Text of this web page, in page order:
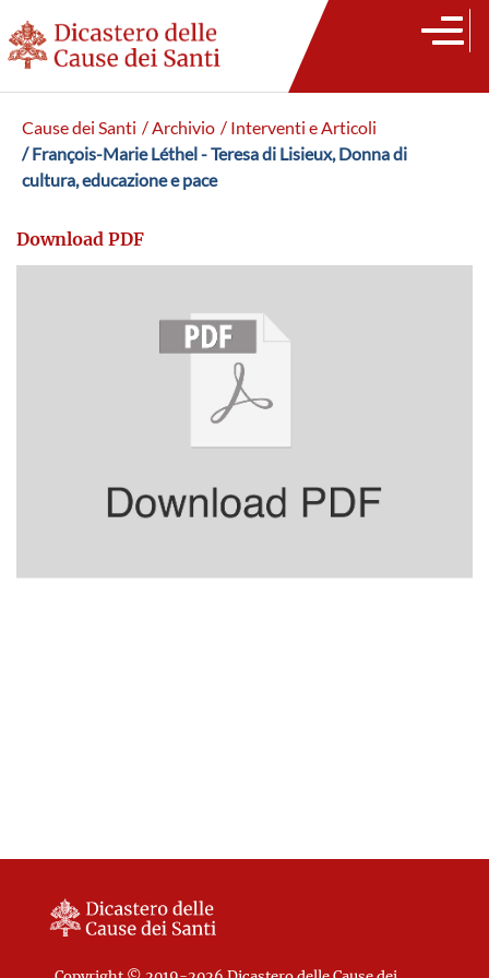
Cause dei Santi / Archivio / Interventi e Articoli
/ François-Marie Léthel - Teresa di Lisieux, Donna di
cultura, educazione e pace
Download PDF